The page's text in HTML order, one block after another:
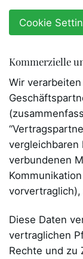
Cookie
Kommerzielle
Wir
vergleichbaren
verbundenen
Diese Daten
vertraglichen
Rechte und zu